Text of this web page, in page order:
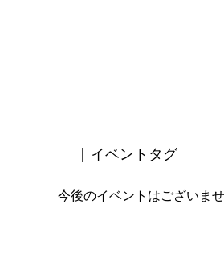
| イベントタグ
今後のイベントはございませ